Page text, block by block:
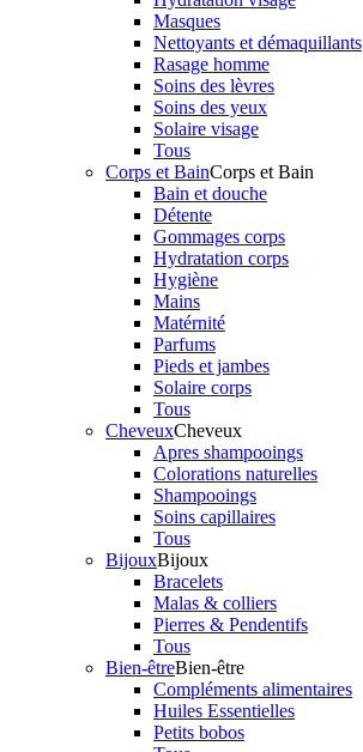
Masques
Nettoyants et démaquillants
Rasage homme
Soins des lèvres
Soins des yeux
Solaire visage
Tous
Corps et BainCorps et Bain
Bain et douche
Détente
Gommages corps
Hydratation corps
Hygiène
Mains
Matérnité
Parfums
Pieds et jambes
Solaire corps
Tous
CheveuxCheveux
Apres shampooings
Colorations naturelles
Shampooings
Soins capillaires
Tous
BijouxBijoux
Bracelets
Malas & colliers
Pierres & Pendentifs
Tous
Bien-êtreBien-être
Compléments alimentaires
Huiles Essentielles
Petits bobos